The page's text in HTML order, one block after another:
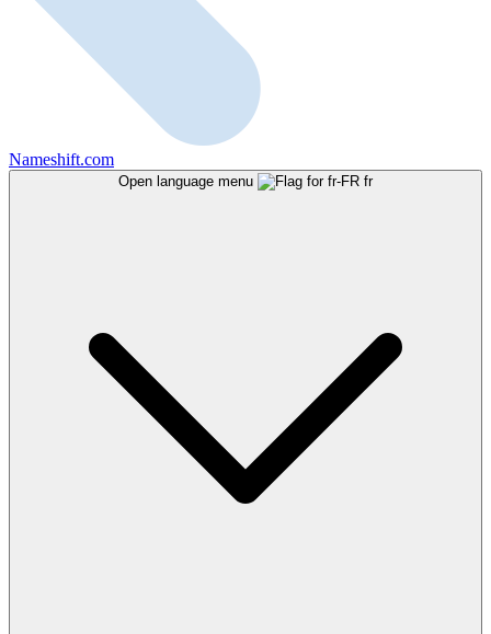
Nameshift.com
Open language menu fr